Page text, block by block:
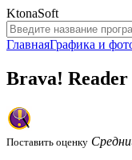
KtonaSoft
ГлавнаяГрафика и
Brava! Reader
Поставить оценку